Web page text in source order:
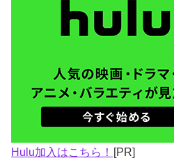
Hulu加入はこちら！ [PR]